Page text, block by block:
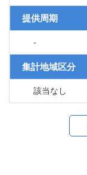
提供周期
-
集計地域区分
該当なし